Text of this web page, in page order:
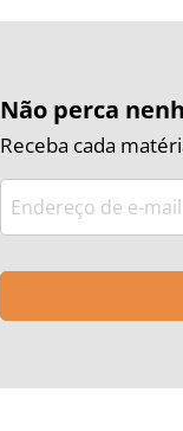
Não perca
Receba cada